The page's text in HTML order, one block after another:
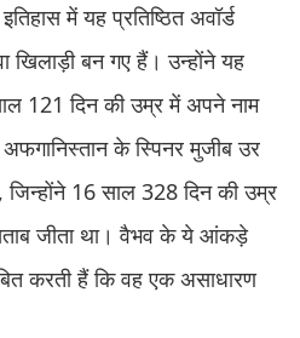
में यह प्रतिष्ठित अवॉर्ड
खिलाड़ी बन गए हैं। उन्होंने यह
121 दिन की उम्र में अपने नाम
के स्पिनर मुजीब उर
जिन्होंने 16 साल 328 दिन की उम्र
जीता था। वैभव के ये आंकड़े
करती हैं कि वह एक असाधारण